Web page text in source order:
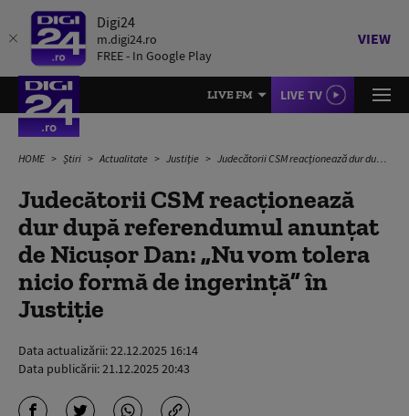
Digi24
m.digi24.ro
FREE - In Google Play
VIEW
LIVE FM LIVE TV
HOME Știri Actualitate Justiție Judecătorii CSM reacționează dur după referendumul anunțat de Nicușor Dan: „Nu vom tolera nicio formă de ingerință” în Justiție
Judecătorii CSM reacționează
dur după referendumul anunțat
de Nicușor Dan: „Nu vom tolera
nicio formă de ingerință” în
Justiție
Data actualizării:22.12.2025 16:14
Data publicării:21.12.2025 20:43